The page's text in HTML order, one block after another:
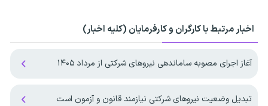
اخبار مرتبط با کارگران و کارفرمایان (کلیه اخبار)
آغاز اجرای مصوبه ساماندهی نیرو‌های شرکتی از مرداد ۱۴۰۵
تبدیل وضعیت‌ نیروهای شرکتی نیازمند قانون و آزمون است